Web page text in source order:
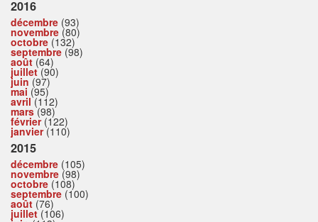
2016
décembre (93)
novembre (80)
octobre (132)
septembre (98)
août (64)
juillet(90)
juin (97)
mai (95)
avril(112)
mars(98)
février(122)
janvier(110)
2015
décembre (105)
novembre (98)
octobre (108)
septembre (100)
août (76)
juillet(106)